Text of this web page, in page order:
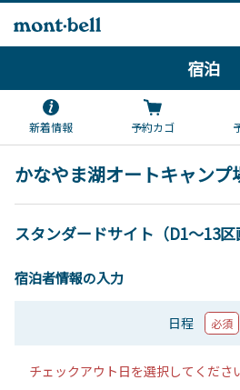
宿泊
新着情報 予約カゴ
かなやま湖オートキャンプ
スタンダードサイト（D1～13区
宿泊者情報の入力
日程 必須
チェックアウト日を選択してくださ